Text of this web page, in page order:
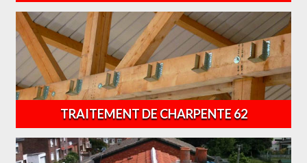
TRAITEMENT DE CHARPENTE 62